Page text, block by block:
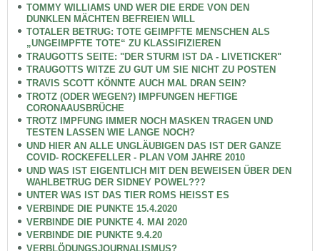
TOMMY WILLIAMS UND WER DIE ERDE VON DEN
DUNKLEN MÄCHTEN BEFREIEN WILL
TOTALER BETRUG: TOTE GEIMPFTE MENSCHEN ALS
„UNGEIMPFTE TOTE“ ZU KLASSIFIZIEREN
TRAUGOTTS SEITE: "DER STURM IST DA - LIVETICKER"
TRAUGOTTS WITZE ZU GUT UM SIE NICHT ZU POSTEN
TRAVIS SCOTT KÖNNTE AUCH MAL DRAN SEIN?
TROTZ (ODER WEGEN?) IMPFUNGEN HEFTIGE
CORONAAUSBRÜCHE
TROTZ IMPFUNG IMMER NOCH MASKEN TRAGEN UND
TESTEN LASSEN WIE LANGE NOCH?
UND HIER AN ALLE UNGLÄUBIGEN DAS IST DER GANZE
COVID- ROCKEFELLER - PLAN VOM JAHRE 2010
UND WAS IST EIGENTLICH MIT DEN BEWEISEN ÜBER DEN
WAHLBETRUG DER SIDNEY POWEL???
UNTER WAS IST DAS TIER ROMS HEISST ES
VERBINDE DIE PUNKTE 15.4.2020
VERBINDE DIE PUNKTE 4. MAI 2020
VERBINDE DIE PUNKTE 9.4.20
VERBLÖDUNGSJOURNALISMUS?